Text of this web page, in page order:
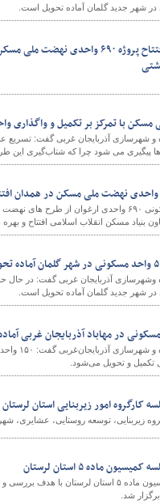
در شهر جدید گلمان آماده تحویل است.
با تمرکز بر تکمیل و واگذاری
و شهرسازی آذربایجان غربی گفت:
پیگیری می شود چرا که شتاب‌گیری این
پروژه مسکونی ۶۹۰ واحدی ارغوان از
بنیاد مسکن انقلاب اسلامی افتتاح و بهره
در شهر جدید گلمان آماده تحویل است.
تکمیل و تحویل می‌شود.
کارگروه امور زیربنایی استان لرستان
زیربنایی، توسعه روستایی، عشایری،
ماده ۵ استان لرستان
جلسه کمیسیون ماده ۵ استان
شد.